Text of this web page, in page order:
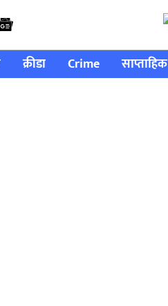
क्रीडा Crime साप्ताहिक